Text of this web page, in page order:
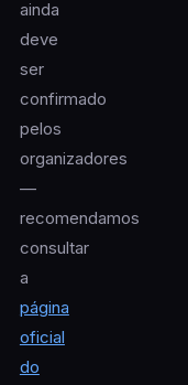
ainda
deve
ser
confirmado
pelos
organizadores
—
recomendamos
consultar
a
página
oficial
do